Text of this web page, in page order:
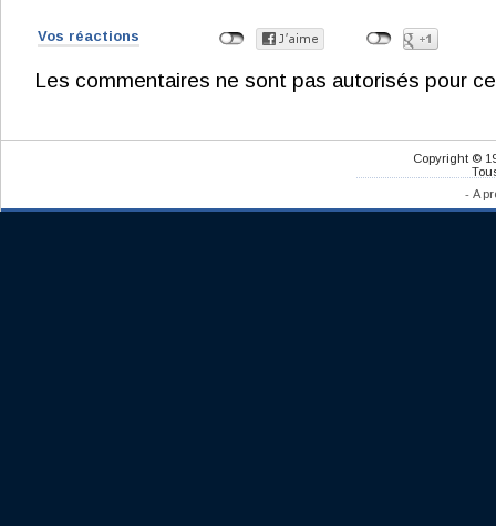
Vos réactions
Les commentaires ne sont pas autorisés pour
Copyright ©
- A